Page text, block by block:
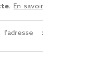
.En savoir
: